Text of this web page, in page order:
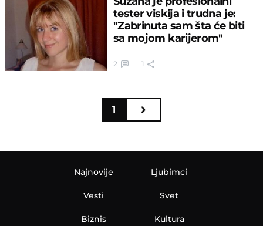
tester viskija i trudna je:
"Zabrinuta sam šta će biti
sa mojom karijerom"
2 1
1
Najnovije
Vesti
Biznis
Ljubimci
Svet
Kultura